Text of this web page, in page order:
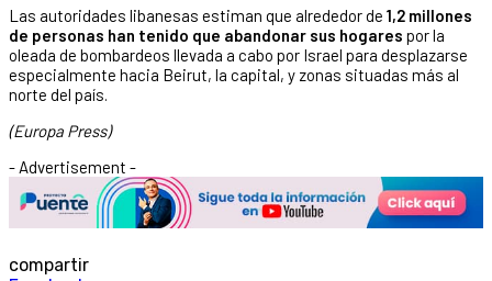
Las autoridades libanesas estiman que alrededor de 1,2 millones
de personas han tenido que abandonar sus hogares por la
oleada de bombardeos llevada a cabo por Israel para desplazarse
especialmente hacia Beirut, la capital, y zonas situadas más al
norte del país.
(Europa Press)
- Advertisement -
compartir